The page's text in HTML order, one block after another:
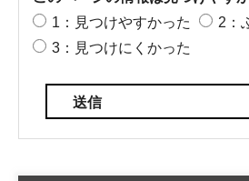
1：見つけやすかった
2：
3：見つけにくかった